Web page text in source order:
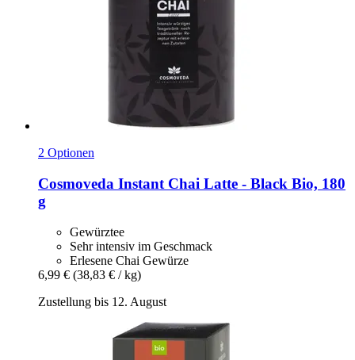
2 Optionen
Cosmoveda Instant Chai Latte -​ Black Bio, 180
g
Gewürztee
Sehr intensiv im Geschmack
Erlesene Chai Gewürze
6,99 € (38,83 € / kg)
Zustellung bis 12. August